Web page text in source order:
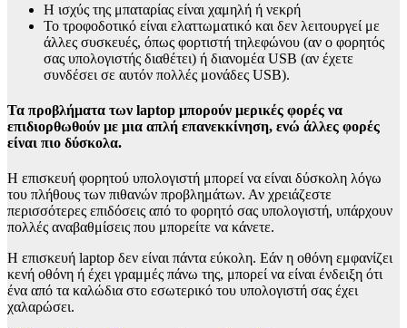
Η ισχύς της μπαταρίας είναι χαμηλή ή νεκρή
Το τροφοδοτικό είναι ελαττωματικό και δεν λειτουργεί με
άλλες συσκευές, όπως φορτιστή τηλεφώνου (αν ο φορητός
σας υπολογιστής διαθέτει) ή διανομέα USB (αν έχετε
συνδέσει σε αυτόν πολλές μονάδες USB).
Τα προβλήματα των laptop μπορούν μερικές φορές να
επιδιορθωθούν με μια απλή επανεκκίνηση, ενώ άλλες φορές
είναι πιο δύσκολα.
Η επισκευή φορητού υπολογιστή μπορεί να είναι δύσκολη λόγω
του πλήθους των πιθανών προβλημάτων. Αν χρειάζεστε
περισσότερες επιδόσεις από το φορητό σας υπολογιστή, υπάρχουν
πολλές αναβαθμίσεις που μπορείτε να κάνετε.
Η επισκευή laptop δεν είναι πάντα εύκολη. Εάν η οθόνη εμφανίζει
κενή οθόνη ή έχει γραμμές πάνω της, μπορεί να είναι ένδειξη ότι
ένα από τα καλώδια στο εσωτερικό του υπολογιστή σας έχει
χαλαρώσει.